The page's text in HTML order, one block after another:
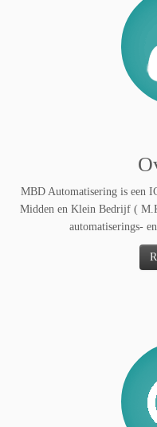
MBD Automatisering is een
Midden en Klein Bedrijf (
automatiserings-